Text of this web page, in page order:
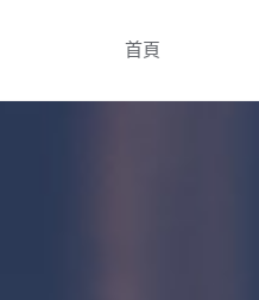
首頁